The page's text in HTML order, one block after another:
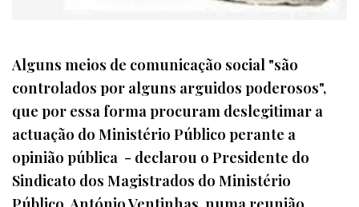
Alguns meios de comunicação social "são
controlados por alguns arguidos poderosos",
que por essa forma procuram deslegitimar a
actuação do Ministério Público perante a
opinião pública - declarou o Presidente do
Sindicato dos Magistrados do Ministério